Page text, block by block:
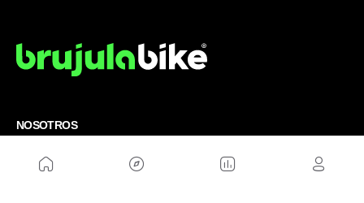
NOSOTROS
Mapa del sitio
Aviso Legal